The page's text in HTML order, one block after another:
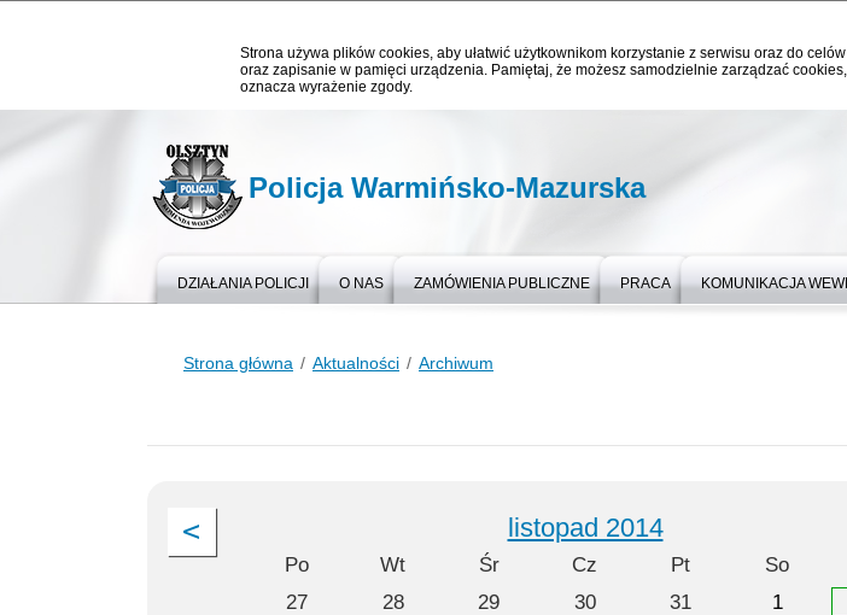
Strona używa plików cookies, aby ułatwić użytkownikom korzystanie z serwisu oraz do
oraz zapisanie w pamięci urządzenia. Pamiętaj, że możesz samodzielnie zarządzać
oznacza wyrażenie zgody.
Policja Warmińsko-Mazurska
DZIAŁANIA POLICJI O NAS ZAMÓWIENIA PUBLICZNE PRACA KOMUNIKACJA
Strona główna Aktualności Archiwum
listopad 2014
Po Wt Śr Cz Pt So
27
28 29 30 31 1